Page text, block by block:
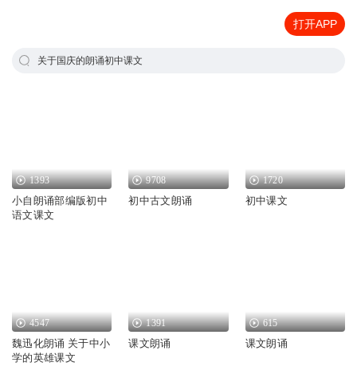
打开APP
关于国庆的朗诵初中课文
1393
小自朗诵部编版初中
语文课文
9708
初中古文朗诵
1720
初中课文
4547
魏迅化朗诵 关于中小
学的英雄课文
1391
课文朗诵
615
课文朗诵